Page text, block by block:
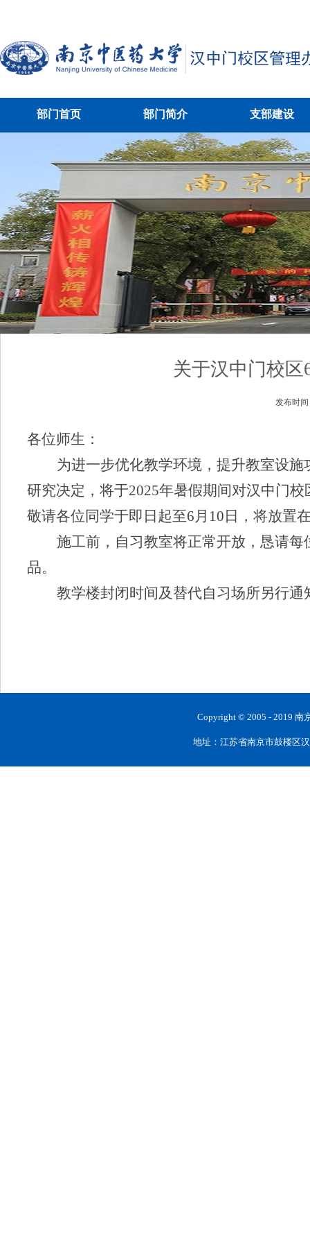
部门首页 部门简介 支部建设
关于汉中门校
发布时
各位师生：
为进一步优化教学环境，提升教室设
研究决定，将于2025年暑假期间对汉中门校
敬请各位同学于即日起至6月 10 日，将放置
施工前，自习教室将正常开放，恳请
品。
教学楼封闭时间及替代自习场所另行
Copyright © 2005 - 2019 南
地址：江苏省南京市鼓楼区